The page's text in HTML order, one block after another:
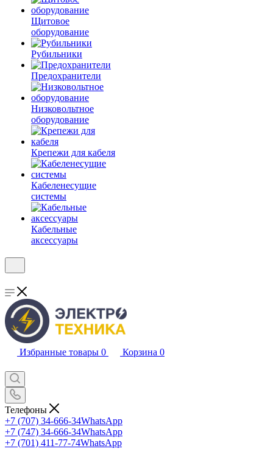
Щитовое
оборудование
Рубильники
Предохранители
Низковольтное
оборудование
Крепежи для кабеля
Кабеленесущие
системы
Кабельные
аксессуары
Избранные товары 0 Корзина 0
Телефоны
+7 (707) 34-666-34WhatsApp
+7 (747) 34-666-34WhatsApp
+7 (701) 411-77-74WhatsApp